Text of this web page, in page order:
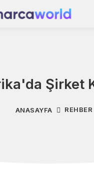
Şirket
ANASAYFA REHBER